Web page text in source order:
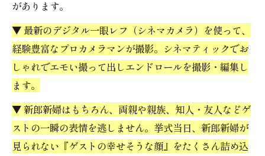
があります。
▼ 最新のデジタル一眼レフ（シネマカメラ）を使って、
経験豊富なプロカメラマンが撮影。シネマティックでお
しゃれでエモい撮って出しエンドロールを撮影・編集し
ます。
▼ 新郎新婦はもちろん、両親や親族、知人・友人などゲ
ストの一瞬の表情を逃しません。挙式当日、新郎新婦が
見られない『ゲストの幸せそうな顔』をたくさん詰め込